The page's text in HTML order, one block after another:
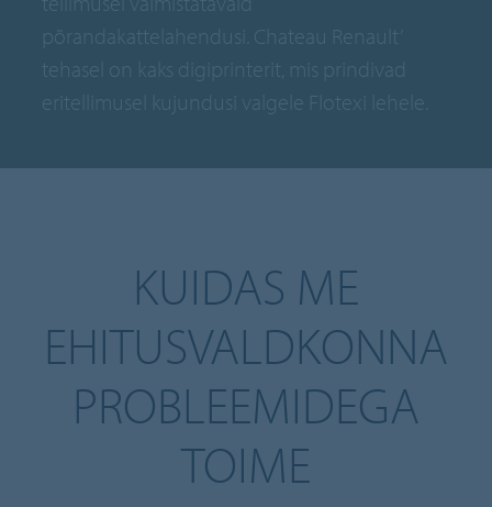
põrandakattelahendusi. Chateau Renault’
tehasel on kaks digiprinterit, mis prindivad
eritellimusel kujundusi valgele Flotexi lehele.
KUIDAS ME
EHITUSVALDKONNA
PROBLEEMIDEGA
TOIME